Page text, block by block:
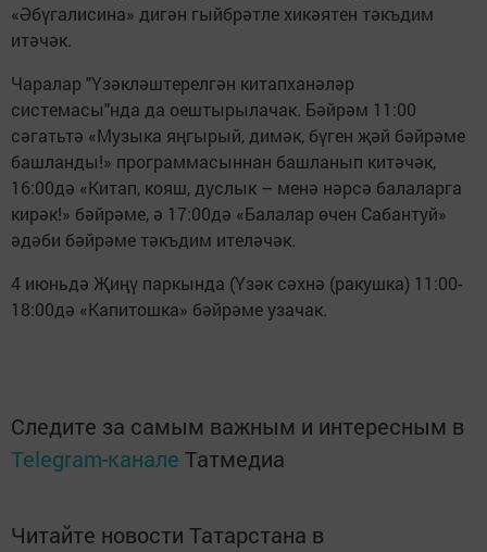
«Әбүгалисина» дигән гыйбрәтле хикәятен тәкъдим
итәчәк.
Чаралар "Үзәкләштерелгән китапханәләр
системасы"нда да оештырылачак. Бәйрәм 11:00
сәгатьтә «Музыка яңгырый, димәк, бүген җәй бәйрәме
башланды!» программасыннан башланып китәчәк,
16:00дә «Китап, кояш, дуслык – менә нәрсә балаларга
кирәк!» бәйрәме, ә 17:00дә «Балалар өчен Сабантуй»
әдәби бәйрәме тәкъдим ителәчәк.
4 июньдә Җиңү паркында (Үзәк сәхнә (ракушка) 11:00-
18:00дә «Капитошка» бәйрәме узачак.
Следите за самым важным и интересным в
Telegram-канале Татмедиа
Читайте новости Татарстана в